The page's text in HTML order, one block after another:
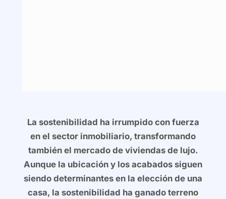
La sostenibilidad ha irrumpido con fuerza
en el sector inmobiliario, transformando
también el mercado de viviendas de lujo.
Aunque la ubicación y los acabados siguen
siendo determinantes en la elección de una
casa, la sostenibilidad ha ganado terreno